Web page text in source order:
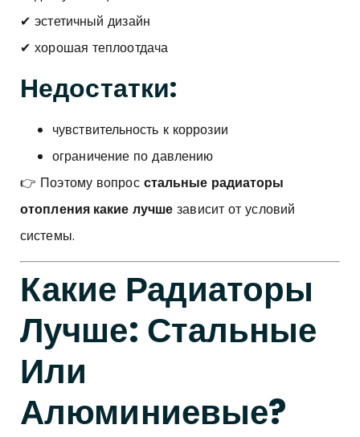
✔ эстетичный дизайн
✔ хорошая теплоотдача
Недостатки:
чувствительность к коррозии
ограничение по давлению
👉 Поэтому вопрос стальные радиаторы
отопления какие лучше зависит от условий
системы.
Какие Радиаторы
Лучше: Стальные
Или
Алюминиевые?